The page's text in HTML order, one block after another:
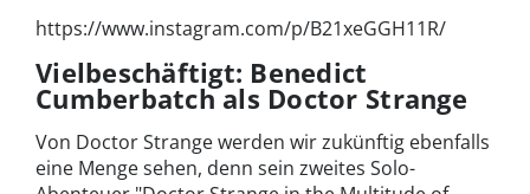
https://www.instagram.com/p/B21xeGGH11R/
Vielbeschäftigt: Benedict
Cumberbatch als Doctor Strange
Von Doctor Strange werden wir zukünftig ebenfalls
eine Menge sehen, denn sein zweites Solo-